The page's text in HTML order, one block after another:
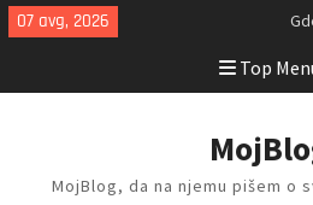
Skip
to
07 avg, 2026
Top
MojBlog, da na njemu pišem o